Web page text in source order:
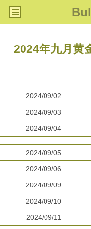
2024年九月黄
2024/09/02
2024/09/03
2024/09/04
2024/09/05
2024/09/06
2024/09/09
2024/09/10
2024/09/11